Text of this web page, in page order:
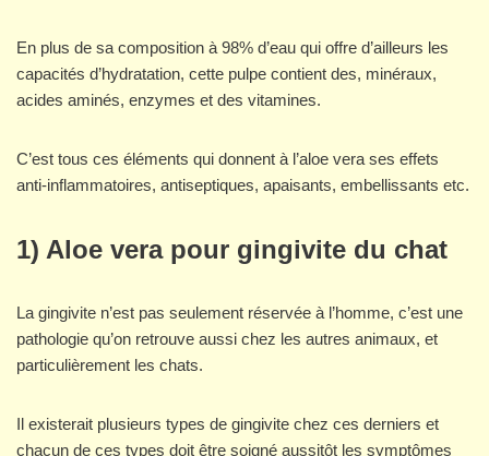
En plus de sa composition à 98% d’eau qui offre d’ailleurs les
capacités d’hydratation, cette pulpe contient des, minéraux,
acides aminés, enzymes et des vitamines.
C’est tous ces éléments qui donnent à l’aloe vera ses effets
anti-inflammatoires, antiseptiques, apaisants, embellissants etc.
1) Aloe vera pour gingivite du chat
La gingivite n’est pas seulement réservée à l’homme, c’est une
pathologie qu’on retrouve aussi chez les autres animaux, et
particulièrement les chats.
Il existerait plusieurs types de gingivite chez ces derniers et
chacun de ces types doit être soigné aussitôt les symptômes